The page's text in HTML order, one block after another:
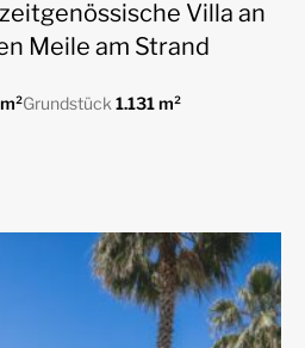
Villa an
Meile am Strand
Grundstück 1.131 m²